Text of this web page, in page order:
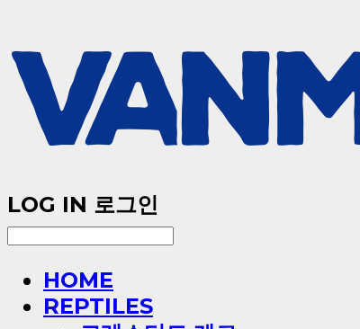
LOG IN 로그인
HOME
REPTILES